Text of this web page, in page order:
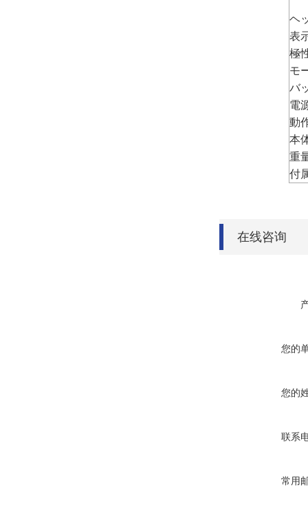
ヘ
表
極
モ
バ
電
動
本
重
付
在线咨询
您的
您的
联系
常用